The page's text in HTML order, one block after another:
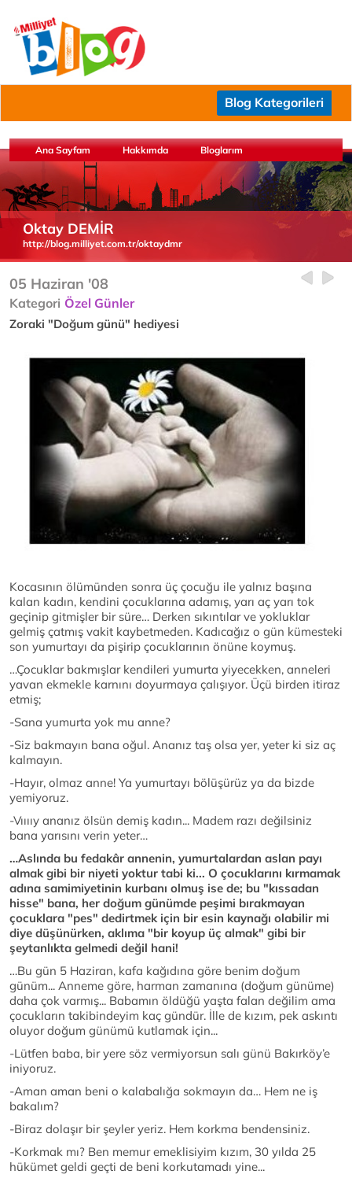
Blog Kategorileri
Ana Sayfam Hakkımda Bloglarım
Oktay DEMİR
http://blog.milliyet.com.tr/oktaydmr
05 Haziran '08
Kategori Özel Günler
Zoraki "Doğum günü" hediyesi
Kocasının ölümünden sonra üç çocuğu ile yalnız başına
kalan kadın, kendini çocuklarına adamış, yarı aç yarı tok
geçinip gitmişler bir süre… Derken sıkıntılar ve yokluklar
gelmiş çatmış vakit kaybetmeden. Kadıcağız o gün kümesteki
son yumurtayı da pişirip çocuklarının önüne koymuş.
…Çocuklar bakmışlar kendileri yumurta yiyecekken, anneleri
yavan ekmekle karnını doyurmaya çalışıyor. Üçü birden itiraz
etmiş;
-Sana yumurta yok mu anne?
-Siz bakmayın bana oğul. Ananız taş olsa yer, yeter ki siz aç
kalmayın.
-Hayır, olmaz anne! Ya yumurtayı bölüşürüz ya da bizde
yemiyoruz.
-Vııııy ananız ölsün demiş kadın... Madem razı değilsiniz
bana yarısını verin yeter…
…Aslında bu fedakâr annenin, yumurtalardan aslan payı
almak gibi bir niyeti yoktur tabi ki... O çocuklarını kırmamak
adına samimiyetinin kurbanı olmuş ise de; bu "kıssadan
hisse" bana, her doğum günümde peşimi bırakmayan
çocuklara "pes" dedirtmek için bir esin kaynağı olabilir mi
diye düşünürken, aklıma "bir koyup üç almak" gibi bir
şeytanlıkta gelmedi değil hani!
…Bu gün 5 Haziran, kafa kağıdına göre benim doğum
günüm... Anneme göre, harman zamanına (doğum günüme)
daha çok varmış... Babamın öldüğü yaşta falan değilim ama
çocukların takibindeyim kaç gündür. İlle de kızım, pek askıntı
oluyor doğum günümü kutlamak için...
-Lütfen baba, bir yere söz vermiyorsun salı günü Bakırköy’e
iniyoruz.
-Aman aman beni o kalabalığa sokmayın da… Hem ne iş
bakalım?
-Biraz dolaşır bir şeyler yeriz. Hem korkma bendensiniz.
-Korkmak mı? Ben memur emeklisiyim kızım, 30 yılda 25
hükümet geldi geçti de beni korkutamadı yine...